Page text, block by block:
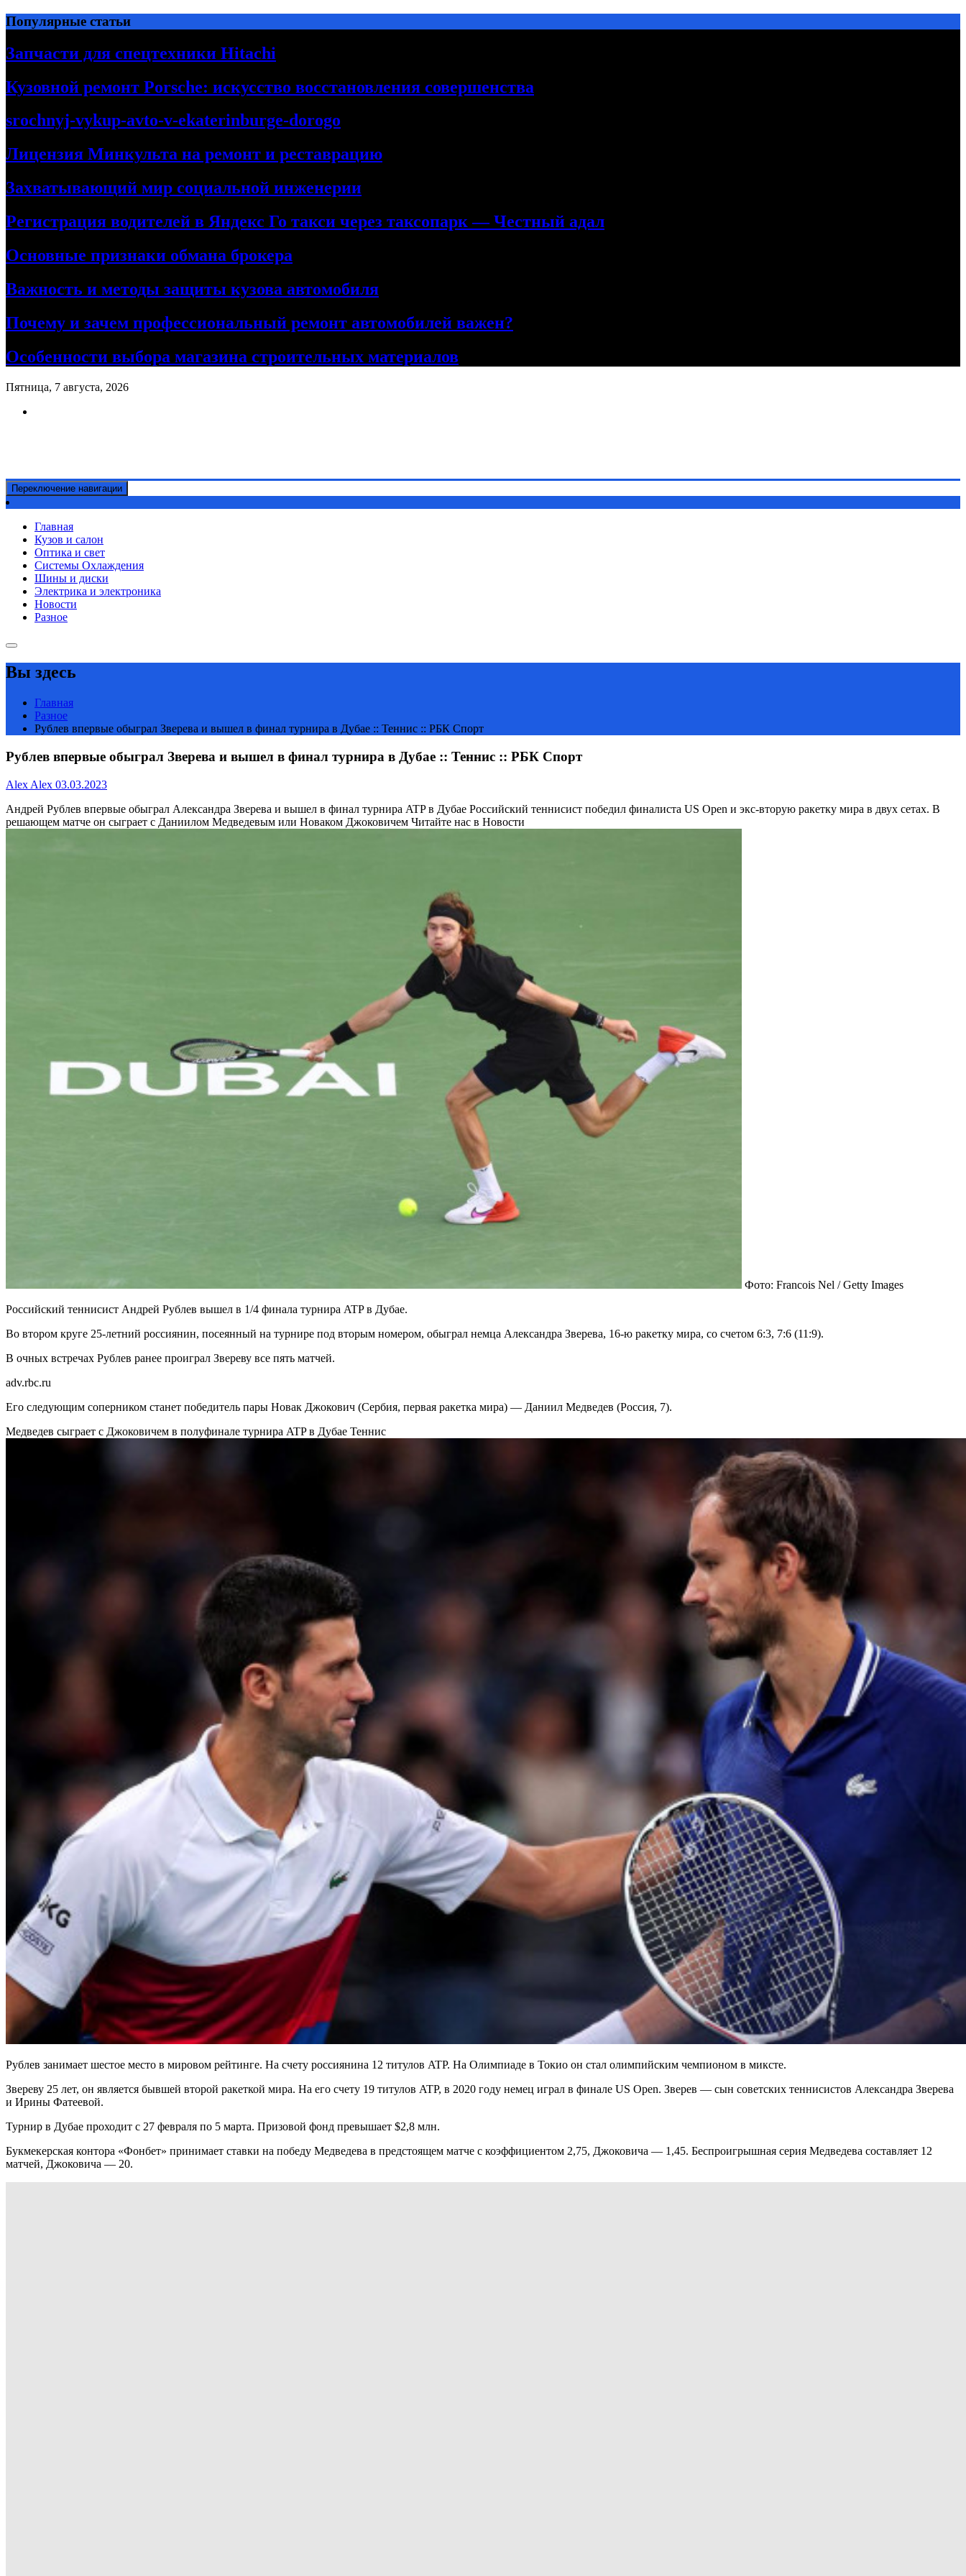
Перейти
к
содержимому
Популярные статьи
Запчасти для спецтехники Hitachi
Кузовной ремонт Porsche: искусство восстановления совершенства
srochnyj-vykup-avto-v-ekaterinburge-dorogo
Лицензия Минкульта на ремонт и реставрацию
Захватывающий мир социальной инженерии
Регистрация водителей в Яндекс Го такси через таксопарк — Честный адал
Основные признаки обмана брокера
Важность и методы защиты кузова автомобиля
Почему и зачем профессиональный ремонт автомобилей важен?
Особенности выбора магазина строительных материалов
Пятница, 7 августа, 2026
Переключение навигации
Главная
Кузов и салон
Оптика и свет
Системы Охлаждения
Шины и диски
Электрика и электроника
Новости
Разное
Вы здесь
Главная
Разное
Рублев впервые обыграл Зверева и вышел в финал турнира в Дубае :: Теннис :: РБК Спорт
Рублев впервые обыграл Зверева и вышел в финал турнира в Дубае :: Теннис :: РБК Спорт
Alex Alex 03.03.2023
Андрей Рублев впервые обыграл Александра Зверева и вышел в финал турнира ATP в Дубае Российский теннисист победил финалиста US Open и экс-вторую ракетку мира в двух сетах. В
решающем матче он сыграет с Даниилом Медведевым или Новаком Джоковичем Читайте нас в Новости
Фото: Francois Nel / Getty Images
Российский теннисист Андрей Рублев вышел в 1/4 финала турнира ATP в Дубае.
Во втором круге 25-летний россиянин, посеянный на турнире под вторым номером, обыграл немца Александра Зверева, 16-ю ракетку мира, со счетом 6:3, 7:6 (11:9).
В очных встречах Рублев ранее проиграл Звереву все пять матчей.
adv.rbc.ru
Его следующим соперником станет победитель пары Новак Джокович (Сербия, первая ракетка мира) — Даниил Медведев (Россия, 7).
Медведев сыграет с Джоковичем в полуфинале турнира ATP в Дубае Теннис
Рублев занимает шестое место в мировом рейтинге. На счету россиянина 12 титулов ATP. На Олимпиаде в Токио он стал олимпийским чемпионом в миксте.
Звереву 25 лет, он является бывшей второй ракеткой мира. На его счету 19 титулов ATP, в 2020 году немец играл в финале US Open. Зверев — сын советских теннисистов Александра Зверева
и Ирины Фатеевой.
Турнир в Дубае проходит с 27 февраля по 5 марта. Призовой фонд превышает $2,8 млн.
Букмекерская контора «Фонбет» принимает ставки на победу Медведева в предстоящем матче с коэффициентом 2,75, Джоковича — 1,45. Беспроигрышная серия Медведева составляет 12
матчей, Джоковича — 20.